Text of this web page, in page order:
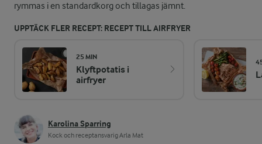
rymmas i en standardkorg och tillagas jämnt.
UPPTÄCK FLER RECEPT: RECEPT TILL AIRFRYER
25 MIN
Klyftpotatis i
airfryer
Karolina Sparring
Kock och receptansvarig Arla Mat